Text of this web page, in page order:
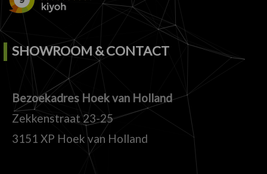
SHOWROOM & CONTACT
Bezoekadres Hoek van Holland
Zekkenstraat 23-25
3151 XP Hoek van Holland